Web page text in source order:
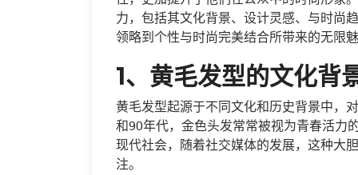
力，包括其文化背景、设计灵感、与时尚
领略到个性与时尚完美结合所带来的无限
1、黄毛发型的文化背
黄毛发型起源于不同文化和历史背景中，
和90年代，金色头发常常被视为青春活力
现代社会，随着社交媒体的发展，这种大
注。